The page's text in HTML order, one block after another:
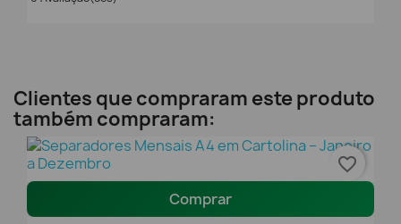
Clientes que compraram este produto
também compraram:
Comprar
favorite_border